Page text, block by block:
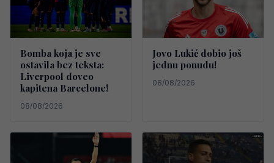
Bomba koja je sve
ostavila bez teksta:
Liverpool doveo
kapitena Barcelone!
08/08/2026
Jovo Lukić dobio još
jednu ponudu!
08/08/2026